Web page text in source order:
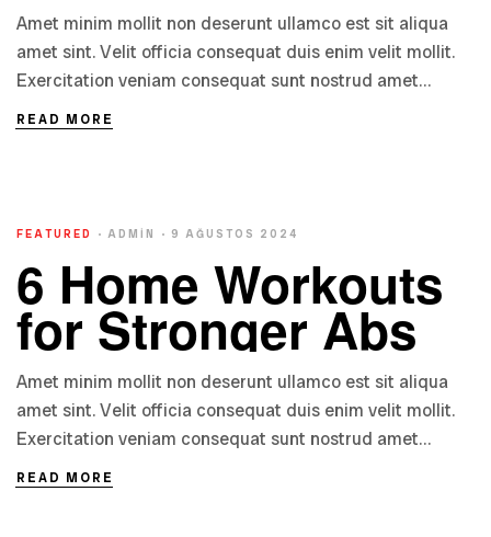
Amet minim mollit non deserunt ullamco est sit aliqua
amet sint. Velit officia consequat duis enim velit mollit.
Exercitation veniam consequat sunt nostrud amet…
READ MORE
FEATURED ADMIN 9 AĞUSTOS 2024
6 Home Workouts
for Stronger Abs
Amet minim mollit non deserunt ullamco est sit aliqua
amet sint. Velit officia consequat duis enim velit mollit.
Exercitation veniam consequat sunt nostrud amet…
READ MORE